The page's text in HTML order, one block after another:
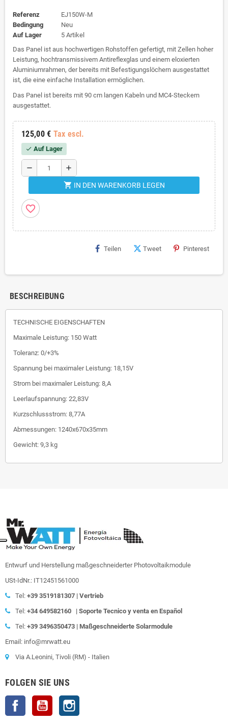
Referenz
EJ150W-M
Bedingung
Neu
Auf Lager
5 Artikel
Das Panel ist aus hochwertigen Rohstoffen gefertigt, mit Zellen hoher
Leistung, hochtransmissivem Antireflexglas und einem eloxierten
Aluminiumrahmen, der bereits mit Befestigungslöchern ausgestattet
ist, die eine einfache Installation ermöglichen.
Das Panel ist bereits mit 90 cm langen Kabeln und MC4-Steckern
ausgestattet.
125,00 € Tax escl.
check Auf Lager
remove add
shopping_cart IN DEN WARENKORB LEGEN
favorite_border
Teilen Tweet Pinterest
BESCHREIBUNG
TECHNISCHE EIGENSCHAFTEN
Maximale Leistung: 150 Watt
Toleranz: 0/+3%
Spannung bei maximaler Leistung: 18,15V
Strom bei maximaler Leistung: 8,A
Leerlaufspannung: 22,83V
Kurzschlussstrom: 8,77A
Abmessungen: 1240x670x35mm
Gewicht: 9,3 kg
Entwurf und Herstellung maßgeschneiderter Photovoltaikmodule
USt-IdNr.: IT12451561000
Tel: +39 3519181307 | Vertrieb
Tel: +34 649582160 | Soporte Tecnico y venta en Español
Tel: +39 3496350473 | Maßgeschneiderte Solarmodule
Email: info@mrwatt.eu
Via A.Leonini, Tivoli (RM) - Italien
FOLGEN SIE UNS
Facebook YouTube